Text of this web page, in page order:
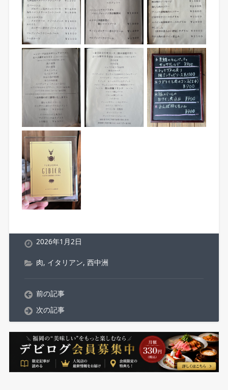
2026年1月2日
肉, イタリアン, 西中洲
前の記事
次の記事